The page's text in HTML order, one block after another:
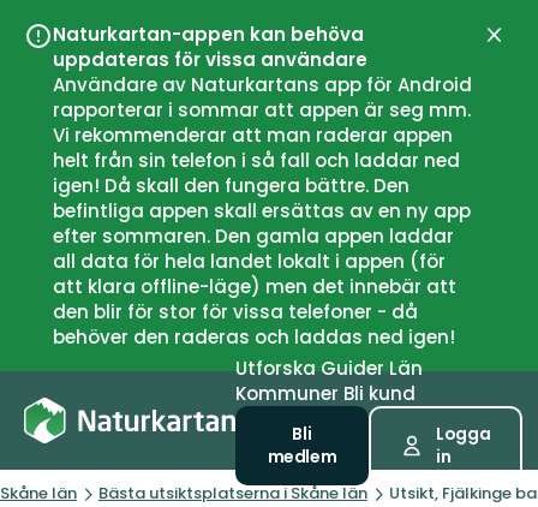
Naturkartan-appen kan behöva
uppdateras för vissa användare
Användare av Naturkartans app för Android
rapporterar i sommar att appen är seg mm.
Vi rekommenderar att man raderar appen
helt från sin telefon i så fall och laddar ned
igen! Då skall den fungera bättre. Den
befintliga appen skall ersättas av en ny app
efter sommaren. Den gamla appen laddar
all data för hela landet lokalt i appen (för
att klara offline-läge) men det innebär att
den blir för stor för vissa telefoner - då
behöver den raderas och laddas ned igen!
UtforskaGuiderLän
Kommuner Bli kund
Bli
medlem
Logga
in
Skåne län Bästa utsiktsplatserna i Skåne län Utsikt, Fjälkinge